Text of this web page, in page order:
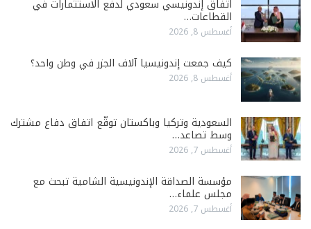
اتفاق إندونيسي سعودي لدفع الاستثمارات في
القطاعات…
أغسطس 8, 2026
كيف جمعت إندونيسيا آلاف الجزر في وطن واحد؟
أغسطس 8, 2026
السعودية وتركيا وباكستان توقّع اتفاق دفاع مشترك
وسط تصاعد…
أغسطس 7, 2026
مؤسسة الصداقة الإندونيسية الشامية تبحث مع
مجلس علماء…
أغسطس 7, 2026